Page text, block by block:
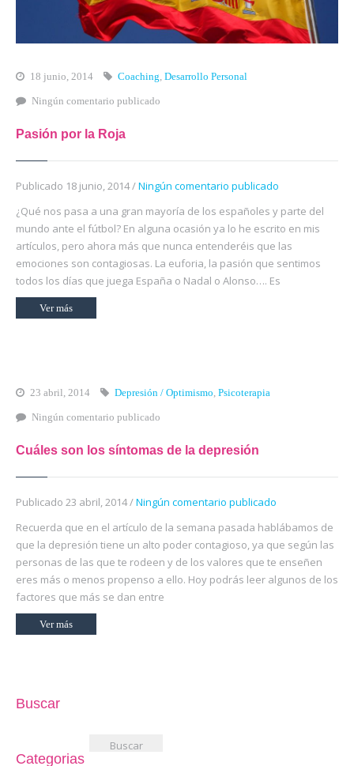
18 junio, 2014 Coaching Desarrollo Personal
Ningún comentario publicado
Pasión por la Roja
Publicado 18 junio, 2014 /Ningún comentario publicado
¿Qué nos pasa a una gran mayoría de los españoles y parte del
mundo ante el fútbol? En alguna ocasión ya lo he escrito en mis
artículos, pero ahora más que nunca entenderéis que las
emociones son contagiosas. La euforia, la pasión que sentimos
todos los días que juega España o Nadal o Alonso…. Es
Ver más
23 abril, 2014 Depresión / Optimismo Psicoterapia
Ningún comentario publicado
Cuáles son los síntomas de la depresión
Publicado 23 abril, 2014 /Ningún comentario publicado
Recuerda que en el artículo de la semana pasada hablábamos de
que la depresión tiene un alto poder contagioso, ya que según las
personas de las que te rodeen y de los valores que te enseñen
eres más o menos propenso a ello. Hoy podrás leer algunos de los
factores que más se dan entre
Ver más
Buscar
Categorias